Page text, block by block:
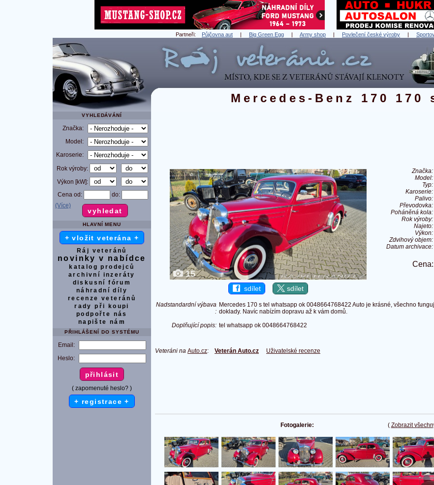
Partneři: Půjčovna aut | Big Green Egg | Army shop | Povlečení české výroby |
Mercedes-Benz 170 170
VYHLEDÁVÁNÍ
Značka:
Model:
Karoserie:
Rok výroby:
Výkon [kW]:
Cena od:
do:
(Více)
HLAVNÍ MENU
+ vložit veterána +
Ráj veteránů
novinky v nabídce
katalog prodejců
archivní inzeráty
diskusní fórum
náhradní díly
recenze veteránů
rady při koupi
podpořte nás
napište nám
PŘIHLÁŠENÍ DO SYSTÉMU
Email:
Heslo:
( zapomenuté heslo? )
+ registrace +
15
sdílet sdílet
Značka:
Model:
Typ:
Karoserie:
Palivo:
Převodovka:
Poháněná kola:
Rok výroby:
Najeto:
Výkon:
Zdvihový objem:
Datum archivace:
Cena:
Nadstandardní výbava
:
Mercedes 170 s tel whatsapp ok 0048664768422 Auto je krásné, všechno
doklady. Navíc nabízím dopravu až k vám domů.
Doplňující popis: tel whatsapp ok 0048664768422
Veteráni na Auto.cz: Veterán Auto.cz Uživatelské recenze
( Zobrazit
Fotogalerie: